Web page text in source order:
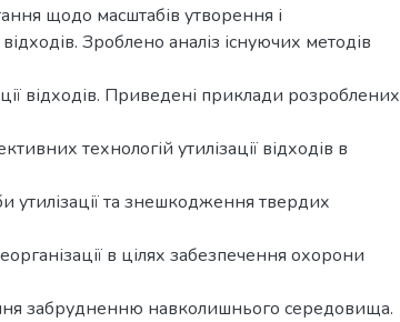
щодо масштабів утворення і
Зроблено аналіз існуючих методів
відходів. Приведені приклади розроблених
технологій утилізації відходів в
утилізації та знешкодження твердих
в цілях забезпечення охорони
забрудненню навколишнього середовища.